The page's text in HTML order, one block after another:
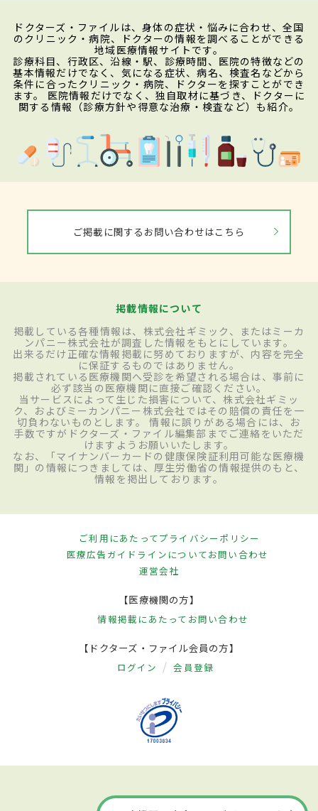
ドクターズ・ファイルは、身体の症状・悩みに合わせ、全国
のクリニック・病院、ドクターの情報を調べることができる
地域医療情報サイトです。
診療科目、行政区、沿線・駅、診療時間、医院の特徴などの
基本情報だけでなく、気になる症状、病名、検査名などから
条件に合ったクリニック・病院、ドクターを探すことができ
ます。 医院情報だけでなく、独自取材に基づき、ドクターに
関する情報（診療方針や得意な治療・検査など）も紹介。
ご掲載に関するお問い合わせはこちら
掲載情報について
掲載している各種情報は、株式会社ギミック、またはミーカ
ンパニー株式会社が調査した情報をもとにしています。
出来るだけ正確な情報掲載に努めておりますが、内容を完全
に保証するものではありません。
掲載されている医療機関へ受診を希望される場合は、事前に
必ず該当の医療機関に直接ご確認ください。
当サービスによって生じた損害について、株式会社ギミッ
ク、およびミーカンパニー株式会社ではその賠償の責任を一
切負わないものとします。 情報に誤りがある場合には、お
手数ですがドクターズ・ファイル編集部までご連絡をいただ
けますようお願いいたします。
なお、「マイナンバーカードの健康保険証利用可能な医療機
関」の情報につきましては、厚生労働省の情報提供のもと、
情報を掲出しております。
ご利用にあたってプライバシーポリシー
医療広告ガイドラインについてお問い合わせ
運営会社
【医療機関の方】
情報掲載にあたって お問い合わせ
【ドクターズ・ファイル会員の方】
ログイン 会員登録